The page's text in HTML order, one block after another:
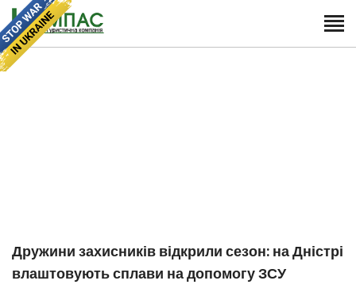
Дружини захисників відкрили сезон: на Дністрі
влаштовують сплави на допомогу ЗСУ